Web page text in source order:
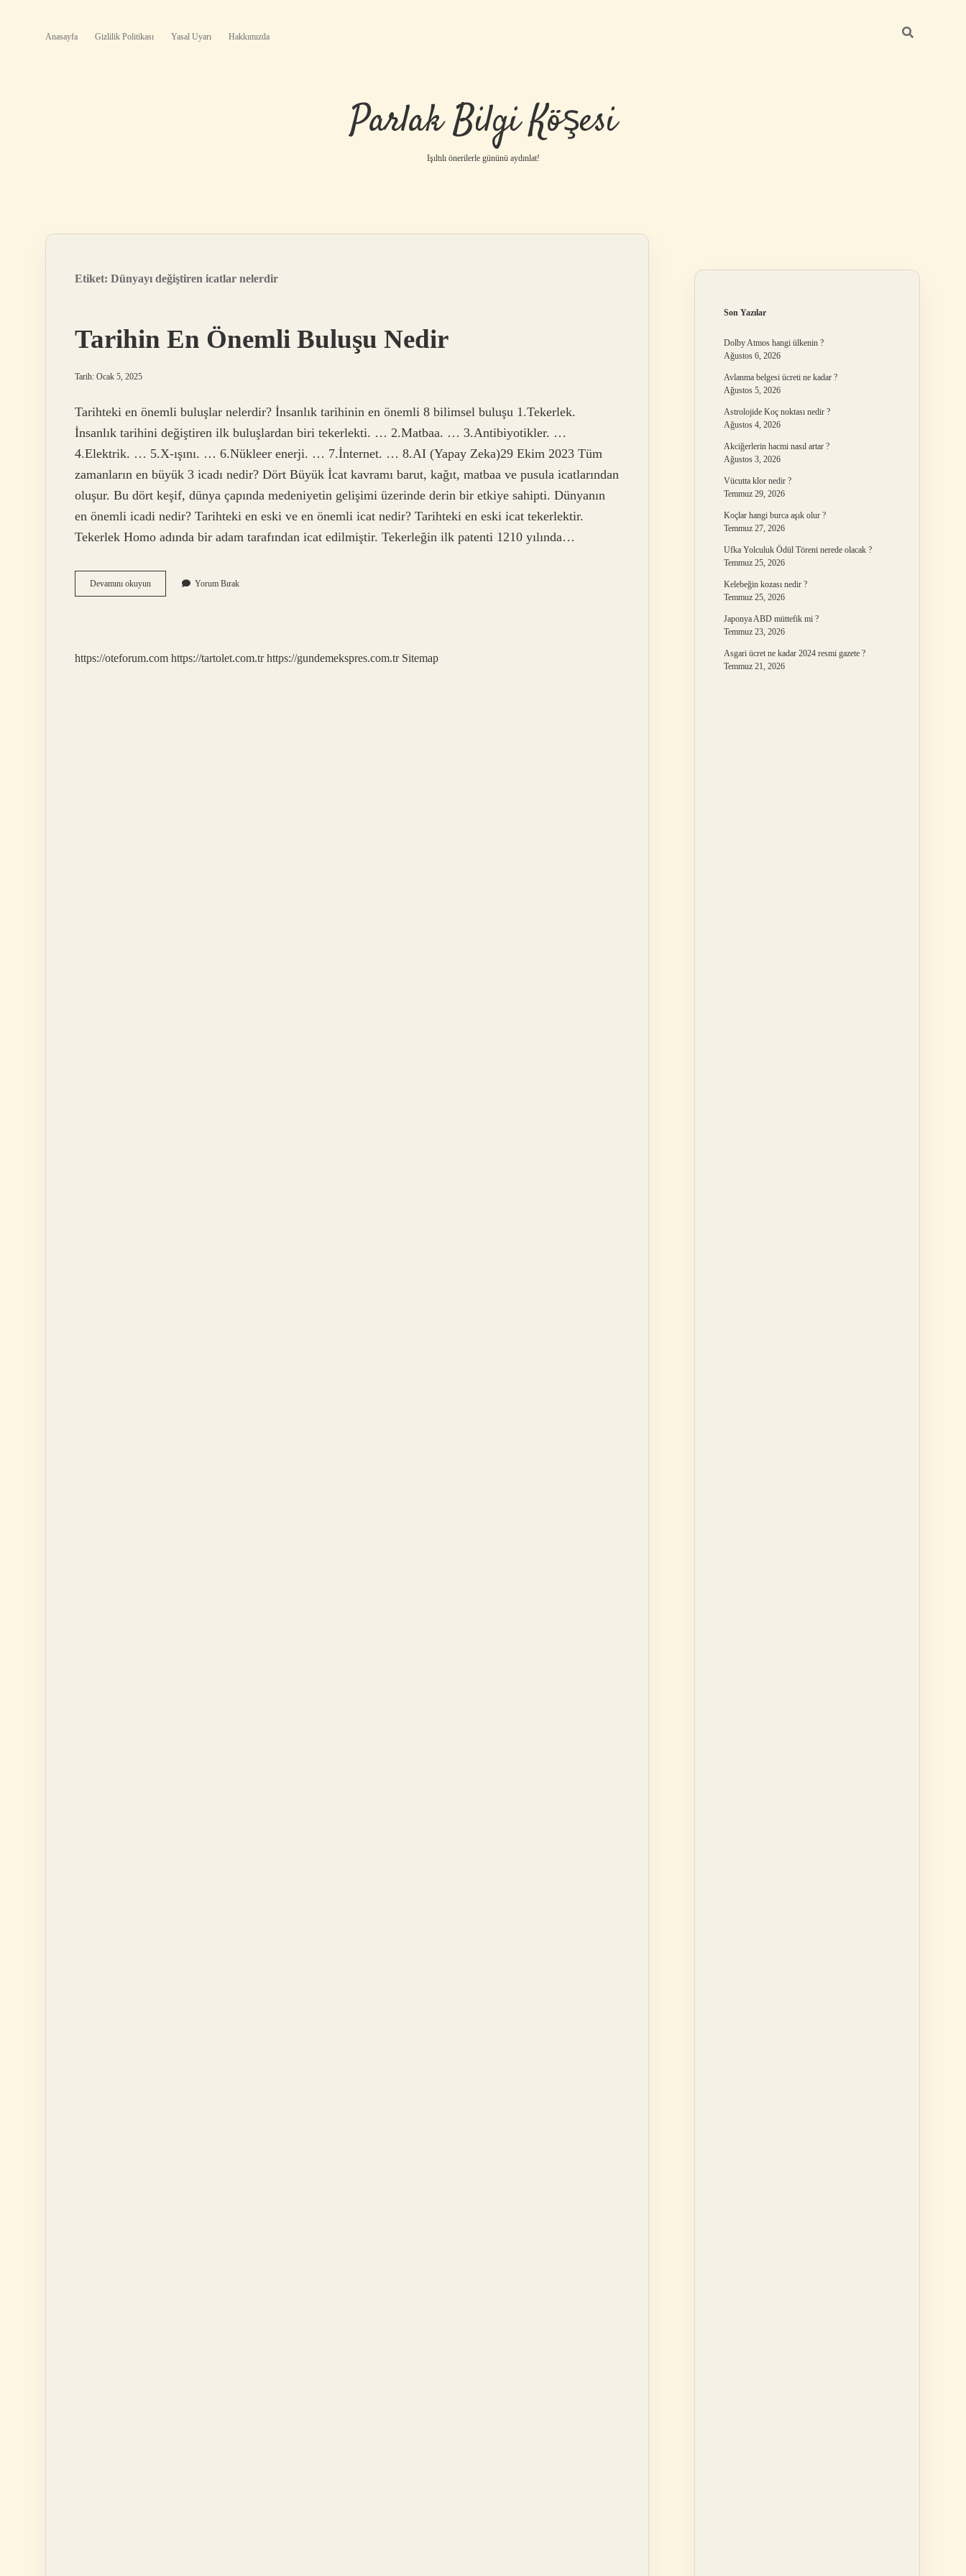
Anasayfa Gizlilik Politikası Yasal Uyarı Hakkımızda
Parlak Bilgi Köşesi
Işıltılı önerilerle gününü aydınlat!
Etiket: Dünyayı değiştiren icatlar nelerdir
Tarihin En Önemli Buluşu Nedir
Tarih: Ocak 5, 2025
Tarihteki en önemli buluşlar nelerdir? İnsanlık tarihinin en önemli 8 bilimsel buluşu 1.Tekerlek.
İnsanlık tarihini değiştiren ilk buluşlardan biri tekerlekti. … 2.Matbaa. … 3.Antibiyotikler. …
4.Elektrik. … 5.X-ışını. … 6.Nükleer enerji. … 7.İnternet. … 8.AI (Yapay Zeka)29 Ekim 2023 Tüm
zamanların en büyük 3 icadı nedir? Dört Büyük İcat kavramı barut, kağıt, matbaa ve pusula icatlarından
oluşur. Bu dört keşif, dünya çapında medeniyetin gelişimi üzerinde derin bir etkiye sahipti. Dünyanın
en önemli icadi nedir? Tarihteki en eski ve en önemli icat nedir? Tarihteki en eski icat tekerlektir.
Tekerlek Homo adında bir adam tarafından icat edilmiştir. Tekerleğin ilk patenti 1210 yılında…
Devamını okuyunTarihin
En
Yorum Bırak
https://oteforum.com https://tartolet.com.tr https://gundemekspres.com.tr Sitemap
Son Yazılar
Dolby Atmos hangi ülkenin ?
Ağustos 6, 2026
Avlanma belgesi ücreti ne kadar ?
Ağustos 5, 2026
Astrolojide Koç noktası nedir ?
Ağustos 4, 2026
Akciğerlerin hacmi nasıl artar ?
Ağustos 3, 2026
Vücutta klor nedir ?
Temmuz 29, 2026
Koçlar hangi burca aşık olur ?
Temmuz 27, 2026
Ufka Yolculuk Ödül Töreni nerede olacak ?
Temmuz 25, 2026
Kelebeğin kozası nedir ?
Temmuz 25, 2026
Japonya ABD müttefik mi ?
Temmuz 23, 2026
Asgari ücret ne kadar 2024 resmi gazete ?
Temmuz 21, 2026